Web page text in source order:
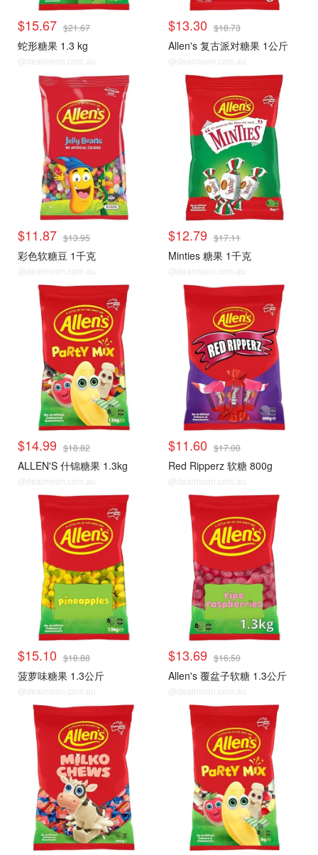
$15.67 $21.67
蛇形糖果 1.3 kg
@dealmoon.com.au
$13.30 $18.73
Allen's 复古派对糖果 1公斤
@dealmoon.com.au
$11.87 $13.95
彩色软糖豆 1千克
@dealmoon.com.au
$12.79 $17.11
Minties 糖果 1千克
@dealmoon.com.au
$14.99 $18.82
ALLEN'S 什锦糖果 1.3kg
@dealmoon.com.au
$11.60 $17.00
Red Ripperz 软糖 800g
@dealmoon.com.au
$15.10 $18.88
菠萝味糖果 1.3公斤
@dealmoon.com.au
$13.69 $16.50
Allen's 覆盆子软糖 1.3公斤
@dealmoon.com.au